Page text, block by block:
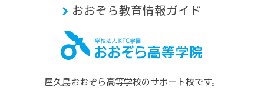
おおぞら教育情報ガイド
屋久島おおぞら⾼等学校のサポート校です。